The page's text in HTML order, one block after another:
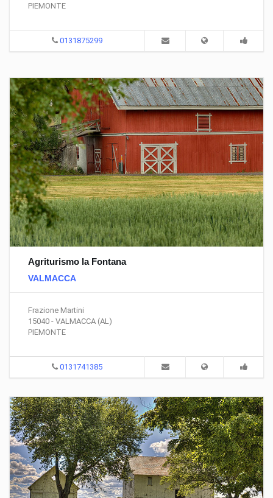
PIEMONTE
0131875299
Agriturismo la Fontana
VALMACCA
Frazione Martini
15040 - VALMACCA (AL)
PIEMONTE
0131741385